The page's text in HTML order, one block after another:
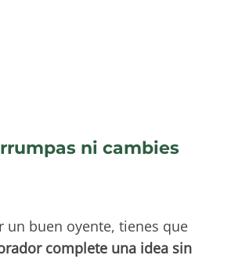
ni cambies
un buen oyente, tienes que
complete una idea sin